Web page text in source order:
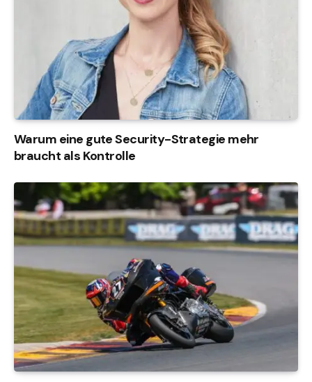
Warum eine gute Security-Strategie mehr
braucht als Kontrolle